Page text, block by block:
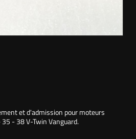
et d'admission pour moteurs
- 38 V-Twin Vanguard.